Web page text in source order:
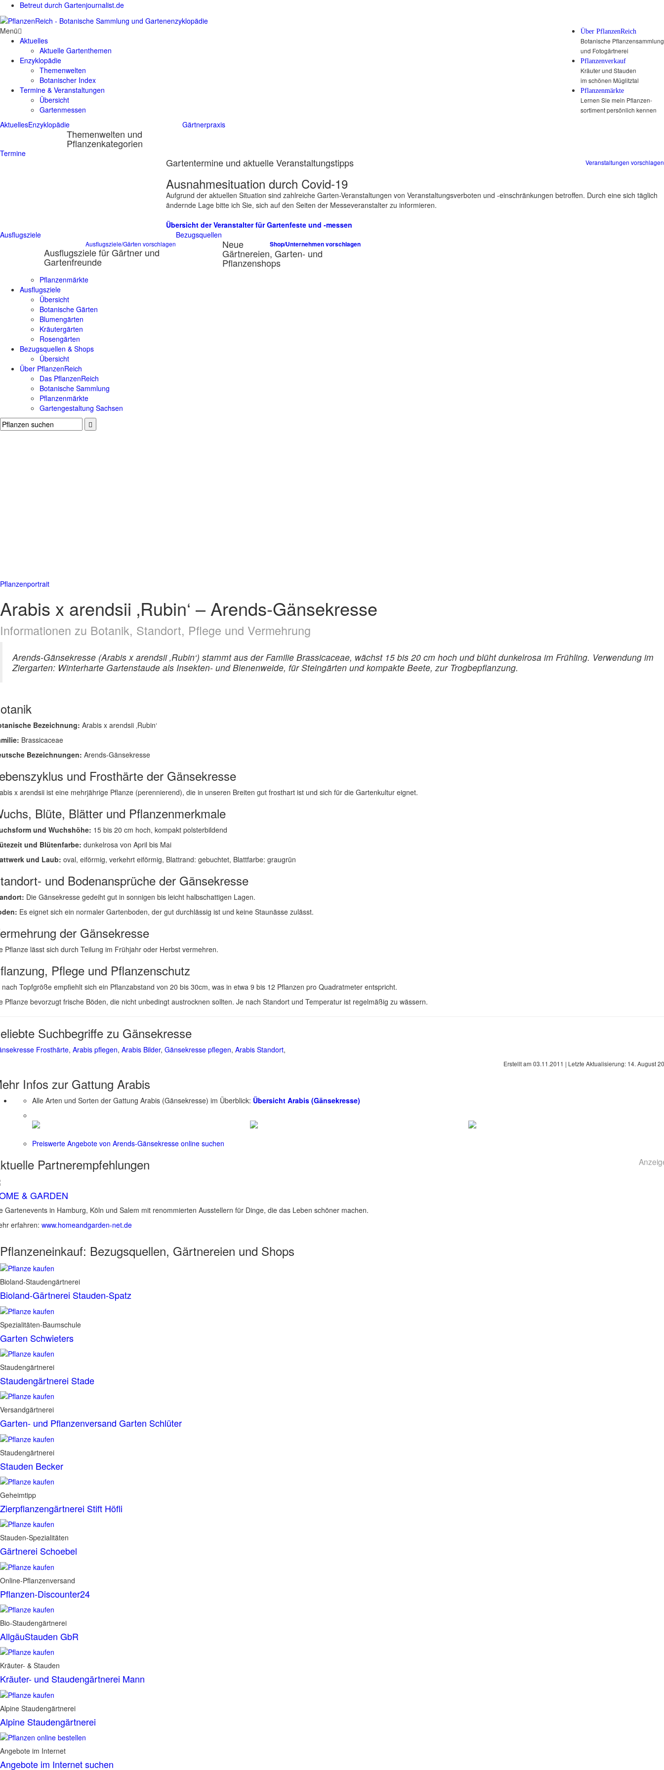
Betreut durch Gartenjournalist.de
Über PflanzenReich
Botanische Pflanzensammlung
und Fotogärtnerei
Pflanzenverkauf
Kräuter und Stauden
im schönen Müglitztal
Pflanzenmärkte
Lernen Sie mein Pflanzen-
sortiment persönlich kennen
AktuellesEnzyklopädie
Themenwelten und
Pflanzenkategorien
Gärtnerpraxis
Termine
Veranstaltungen vorschlagen
Gartentermine und aktuelle Veranstaltungstipps
Ausnahmesituation durch Covid-19
Aufgrund der aktuellen Situation sind zahlreiche Garten-Veranstaltungen von Veranstaltungsverboten und -einschränkungen betroffen. Durch eine sich täglich
ändernde Lage bitte ich Sie, sich auf den Seiten der Messeveranstalter zu informieren.
Übersicht der Veranstalter für Gartenfeste und -messen
Ausflugsziele
Ausflugsziele/Gärten vorschlagen
Ausflugsziele für Gärtner und
Gartenfreunde
Bezugsquellen
Shop/Unternehmen vorschlagen
Neue
Gärtnereien, Garten- und
Pflanzenshops
Menü
Aktuelles
Aktuelle Gartenthemen
Enzyklopädie
Themenwelten
Botanischer Index
Termine & Veranstaltungen
Übersicht
Gartenmessen
Pflanzenmärkte
Ausflugsziele
Übersicht
Botanische Gärten
Blumengärten
Kräutergärten
Rosengärten
Bezugsquellen & Shops
Übersicht
Über PflanzenReich
Das PflanzenReich
Botanische Sammlung
Pflanzenmärkte
Gartengestaltung Sachsen
Pflanzenportrait
Arabis x arendsii ‚Rubin‘ – Arends-Gänsekresse
Informationen zu Botanik, Standort, Pflege und Vermehrung
Arends-Gänsekresse (Arabis x arendsii ‚Rubin‘) stammt aus der Familie Brassicaceae, wächst 15 bis 20 cm hoch und blüht dunkelrosa im Frühling. Verwendung im
Ziergarten: Winterharte Gartenstaude als Insekten- und Bienenweide, für Steingärten und kompakte Beete, zur Trogbepflanzung.
Bezeichnung: Arabis x arendsii ‚Rubin‘
Brassicaceae
Bezeichnungen: Arends-Gänsekresse
und Frosthärte der Gänsekresse
x arendsii ist eine mehrjährige Pflanze (perennierend), die in unseren Breiten gut frosthart ist und sich für die Gartenkultur eignet.
Blüte, Blätter und Pflanzenmerkmale
und Wuchshöhe: 15 bis 20 cm hoch, kompakt polsterbildend
und Blütenfarbe: dunkelrosa von April bis Mai
und Laub: oval, eiförmig, verkehrt eiförmig, Blattrand: gebuchtet, Blattfarbe: graugrün
und Bodenansprüche der Gänsekresse
Die Gänsekresse gedeiht gut in sonnigen bis leicht halbschattigen Lagen.
Es eignet sich ein normaler Gartenboden, der gut durchlässig ist und keine Staunässe zulässt.
der Gänsekresse
Pflanze lässt sich durch Teilung im Frühjahr oder Herbst vermehren.
Pflege und Pflanzenschutz
nach Topfgröße empfiehlt sich ein Pflanzabstand von 20 bis 30cm, was in etwa 9 bis 12 Pflanzen pro Quadratmeter entspricht.
Pflanze bevorzugt frische Böden, die nicht unbedingt austrocknen sollten. Je nach Standort und Temperatur ist regelmäßig zu wässern.
Suchbegriffe zu Gänsekresse
Frosthärte, Arabis pflegen, Arabis Bilder, Gänsekresse pflegen, Arabis Standort,
Erstellt am 03.11.2011 | Letzte Aktualisierung: 14. August
Infos zur Gattung Arabis
Alle Arten und Sorten der Gattung Arabis (Gänsekresse) im Überblick: Übersicht Arabis (Gänsekresse)
Preiswerte Angebote von Arends-Gänsekresse online suchen
Partnerempfehlungen
& GARDEN
Gartenevents in Hamburg, Köln und Salem mit renommierten Ausstellern für Dinge, die das Leben schöner machen.
erfahren: www.homeandgarden-net.de
Pflanzeneinkauf: Bezugsquellen, Gärtnereien und Shops
Bioland-Staudengärtnerei
Bioland-Gärtnerei Stauden-Spatz
Spezialitäten-Baumschule
Garten Schwieters
Staudengärtnerei
Staudengärtnerei Stade
Versandgärtnerei
Garten- und Pflanzenversand Garten Schlüter
Staudengärtnerei
Stauden Becker
Geheimtipp
Zierpflanzengärtnerei Stift Höfli
Stauden-Spezialitäten
Gärtnerei Schoebel
Online-Pflanzenversand
Pflanzen-Discounter24
Bio-Staudengärtnerei
AllgäuStauden GbR
Kräuter- & Stauden
Kräuter- und Staudengärtnerei Mann
Alpine Staudengärtnerei
Alpine Staudengärtnerei
Angebote im Internet
Angebote im Internet suchen